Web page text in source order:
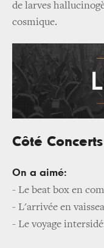
de larves
cosmique.
Côté Concerts
On a aimé:
- Le beat box en
- L'arrivée en
- Le voyage